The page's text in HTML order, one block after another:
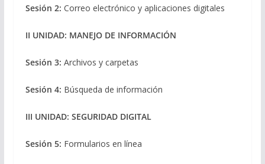
Sesión 2: Correo electrónico y aplicaciones digitales
II UNIDAD: MANEJO DE INFORMACIÓN
Sesión 3: Archivos y carpetas
Sesión 4: Búsqueda de información
III UNIDAD: SEGURIDAD DIGITAL
Sesión 5: Formularios en línea